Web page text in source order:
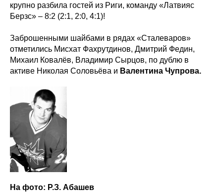
крупно разбила гостей из Риги, команду «Латвияс
Берзс» – 8:2 (2:1, 2:0, 4:1)!
Заброшенными шайбами в рядах «Сталеваров»
отметились Мисхат Фахрутдинов, Дмитрий Федин,
Михаил Ковалёв, Владимир Сырцов, по дублю в
активе Николая Соловьёва и Валентина Чупрова.
На фото: Р.З. Абашев